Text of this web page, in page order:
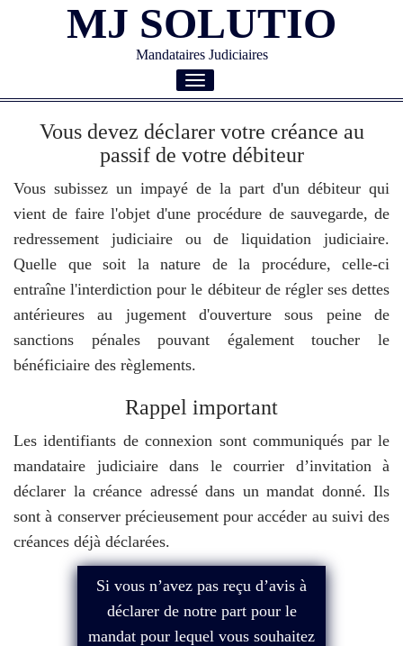
MJ SOLUTIO
Mandataires Judiciaires
Toggle
Vous devez déclarer votre créance au
passif de votre débiteur
Vous subissez un impayé de la part d'un débiteur qui
vient de faire l'objet d'une procédure de sauvegarde, de
redressement judiciaire ou de liquidation judiciaire.
Quelle que soit la nature de la procédure, celle-ci
entraîne l'interdiction pour le débiteur de régler ses dettes
antérieures au jugement d'ouverture sous peine de
sanctions pénales pouvant également toucher le
bénéficiaire des règlements.
Rappel important
Les identifiants de connexion sont communiqués par le
mandataire judiciaire dans le courrier d’invitation à
déclarer la créance adressé dans un mandat donné. Ils
sont à conserver précieusement pour accéder au suivi des
créances déjà déclarées.
Si vous n’avez pas reçu d’avis à
déclarer de notre part pour le
mandat pour lequel vous souhaitez